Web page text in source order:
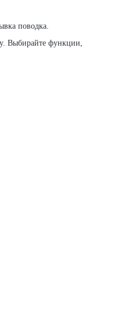
поводка.
Выбирайте функции,